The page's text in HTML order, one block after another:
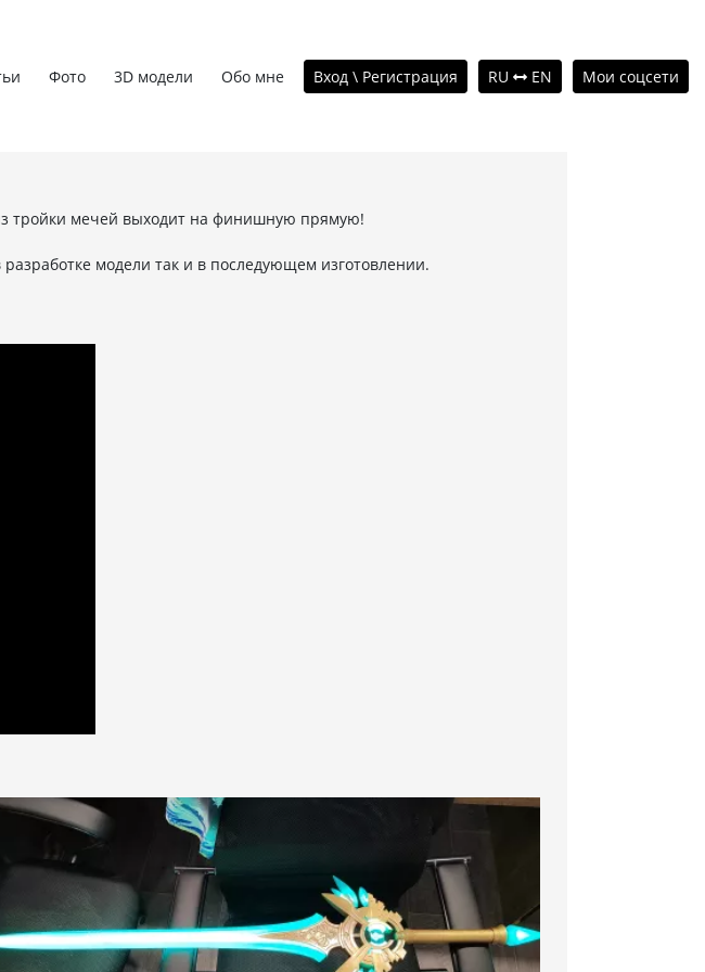
Фото 3D модели Обо мне Вход \ Регистрация RU EN Мои соцсети
тройки мечей выходит на финишную прямую!
модели так и в последующем изготовлении.